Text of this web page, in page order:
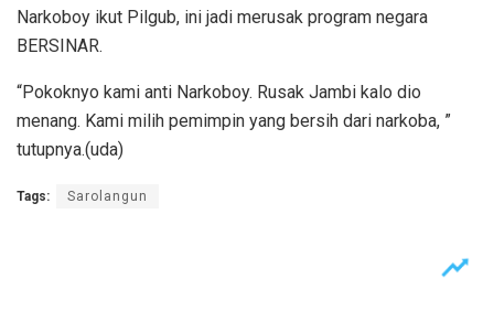
Narkoboy ikut Pilgub, ini jadi merusak program negara
BERSINAR.
“Pokoknyo kami anti Narkoboy. Rusak Jambi kalo dio
menang. Kami milih pemimpin yang bersih dari narkoba, ”
tutupnya.(uda)
Tags: Sarolangun